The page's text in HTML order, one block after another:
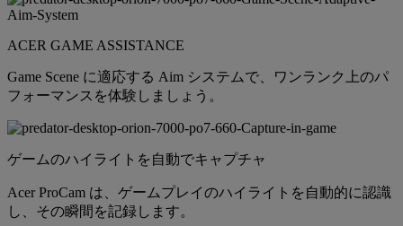
ACER GAME ASSISTANCE
Game Scene に適応する Aim システムで、ワンランク上のパ
フォーマンスを体験しましょう。
ゲームのハイライトを自動でキャプチャ
Acer ProCam は、ゲームプレイのハイライトを自動的に認識
し、その瞬間を記録します。